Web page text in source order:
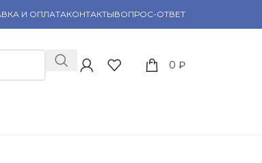
И ОПЛАТАКОНТАКТЫВОПРОС-ОТВЕТ
0 ₽